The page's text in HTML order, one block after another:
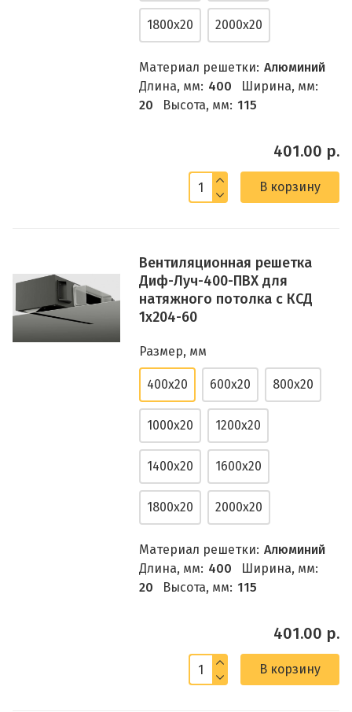
1800x20 2000x20
Материал решетки: Алюминий
Длина, мм: 400
Ширина, мм:
20
Высота, мм: 115
401.00 р.
В корзину
Вентиляционная решетка
Диф-Луч-400-ПВХ для
натяжного потолка с КСД
1х204-60
Размер, мм
400x20 600x20 800x20
1000x20 1200x20
1400x20 1600x20
1800x20 2000x20
Материал решетки: Алюминий
Длина, мм: 400
Ширина, мм:
20
Высота, мм: 115
401.00 р.
В корзину